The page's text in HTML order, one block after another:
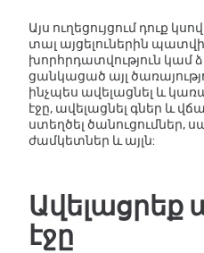
Այս ուղեցույցում դուք
տալ այցելուներին
խորհրդատվություն կամ
ցանկացած այլ
ինչպես ավելացնել և
էջը, ավելացնել գներ և
ստեղծել ծանուցումներ,
ժամկետներ և այլն:
էջը